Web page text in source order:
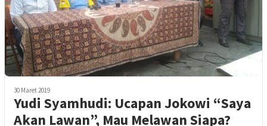
30 Maret 2019
Yudi Syamhudi: Ucapan Jokowi “Saya
Akan Lawan”, Mau Melawan Siapa?